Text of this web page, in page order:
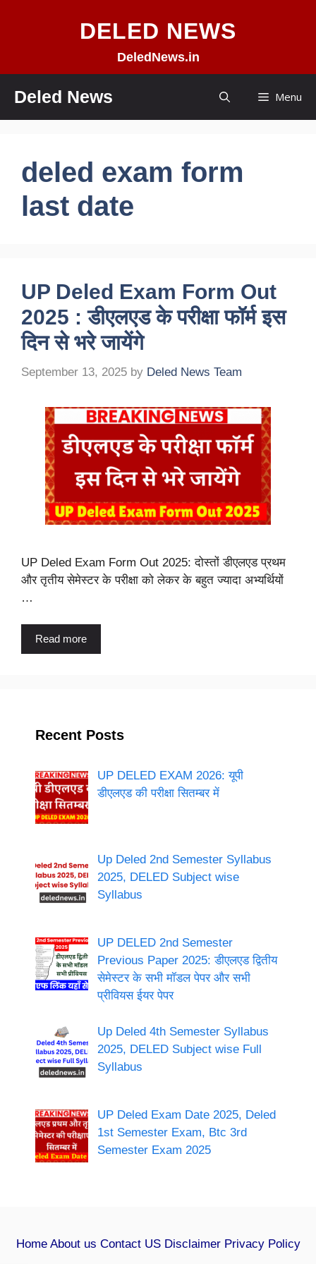
DELED NEWS
DeledNews.in
Deled News Menu
deled exam form
last date
UP Deled Exam Form Out
2025 : डीएलएड के परीक्षा फॉर्म इस
दिन से भरे जायेंगे
September 13, 2025 by Deled News Team
UP Deled Exam Form Out 2025: दोस्तों डीएलएड प्रथम
और तृतीय सेमेस्टर के परीक्षा को लेकर के बहुत ज्यादा अभ्यर्थियों
…
Read more
Recent Posts
UP DELED EXAM 2026: यूपी
डीएलएड की परीक्षा सितम्बर में
Up Deled 2nd Semester Syllabus
2025, DELED Subject wise
Syllabus
UP DELED 2nd Semester
Previous Paper 2025: डीएलएड द्वितीय
सेमेस्टर के सभी मॉडल पेपर और सभी
प्रीवियस ईयर पेपर
Up Deled 4th Semester Syllabus
2025, DELED Subject wise Full
Syllabus
UP Deled Exam Date 2025, Deled
1st Semester Exam, Btc 3rd
Semester Exam 2025
Home About us Contact US Disclaimer Privacy Policy